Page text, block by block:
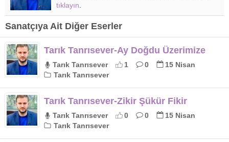
tıklayın
Sanatçıya Ait Diğer Eserler
Tarık Tanrısever-Ay Doğdu Üzerimize
Tarık Tanrısever 1 0
15 Nisan
Tarık Tanrısever
Tarık Tanrısever-Zikir Şükür Fikir
Tarık Tanrısever 0 0
15 Nisan
Tarık Tanrısever